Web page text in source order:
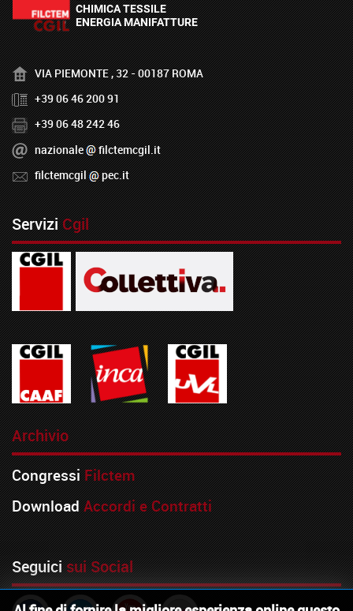
VIA PIEMONTE , 32 - 00187 ROMA
+39 06 46 200 91
+39 06 48 242 46
nazionale
filctemcgil.it
filctemcgil
pec.it
ServiziCgil
Archivio
Congressi Filctem
Download Accordi e Contratti
Seguicisui Social